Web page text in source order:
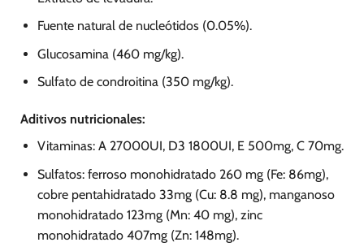
Fuente natural de nucleótidos (0.05%).
Glucosamina (460 mg/kg).
Sulfato de condroitina (350 mg/kg).
Aditivos nutricionales:
Vitaminas: A 27000UI, D3 1800UI, E 500mg, C 70mg.
Sulfatos: ferroso monohidratado 260 mg (Fe: 86mg),
cobre pentahidratado 33mg (Cu: 8.8 mg), manganoso
monohidratado 123mg (Mn: 40 mg), zinc
monohidratado 407mg (Zn: 148mg).